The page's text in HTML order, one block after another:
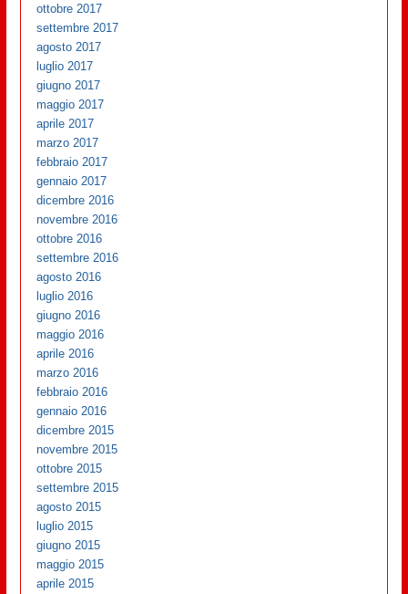
ottobre 2017
settembre 2017
agosto 2017
luglio 2017
giugno 2017
maggio 2017
aprile 2017
marzo 2017
febbraio 2017
gennaio 2017
dicembre 2016
novembre 2016
ottobre 2016
settembre 2016
agosto 2016
luglio 2016
giugno 2016
maggio 2016
aprile 2016
marzo 2016
febbraio 2016
gennaio 2016
dicembre 2015
novembre 2015
ottobre 2015
settembre 2015
agosto 2015
luglio 2015
giugno 2015
maggio 2015
aprile 2015